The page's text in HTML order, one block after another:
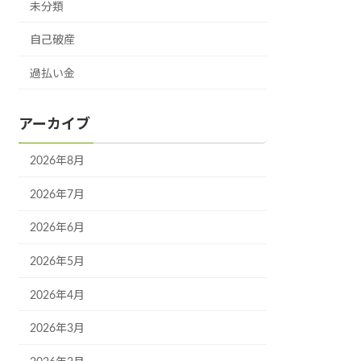
未分類
自己破産
過払い金
アーカイブ
2026年8月
2026年7月
2026年6月
2026年5月
2026年4月
2026年3月